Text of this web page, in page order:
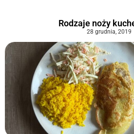
Rodzaje noży
28 grudnia, 2019